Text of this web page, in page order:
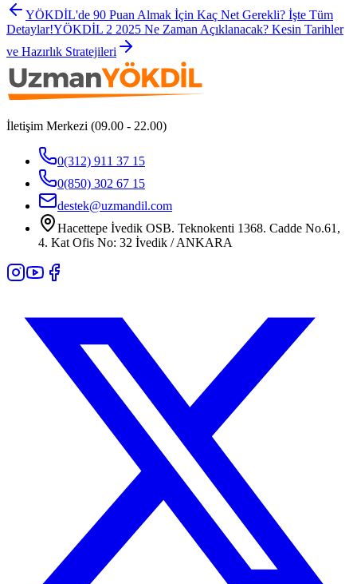
YÖKDİL'de 90 Puan Almak İçin Kaç Net Gerekli? İşte Tüm
Detaylar!YÖKDİL 2 2025 Ne Zaman Açıklanacak? Kesin Tarihler
ve Hazırlık Stratejileri
İletişim Merkezi (09.00 - 22.00)
0(312) 911 37 15
0(850) 302 67 15
destek@uzmandil.com
Hacettepe İvedik OSB. Teknokenti 1368. Cadde No.61,
4. Kat Ofis No: 32 İvedik / ANKARA